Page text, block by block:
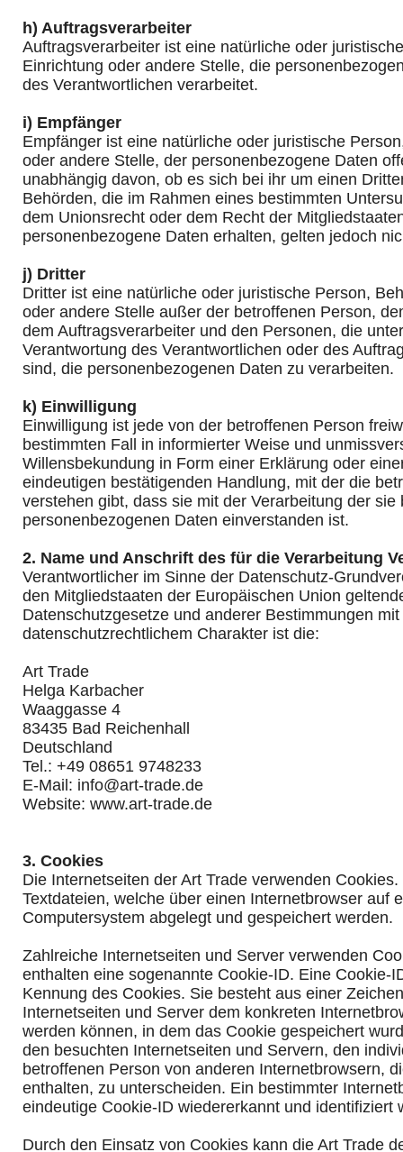
h) Auftragsverarbeiter
Auftragsverarbeiter ist eine natürliche oder
Einrichtung oder andere Stelle, die
des Verantwortlichen verarbeitet.
i) Empfänger
Empfänger ist eine natürliche oder juristische
oder andere Stelle, der personenbezogene Daten
unabhängig davon, ob es sich bei ihr um einen
Behörden, die im Rahmen eines bestimmten
dem Unionsrecht oder dem Recht der
personenbezogene Daten erhalten, gelten jedoch
j) Dritter
Dritter ist eine natürliche oder juristische Person,
oder andere Stelle außer der betroffenen Person,
dem Auftragsverarbeiter und den Personen, die
Verantwortung des Verantwortlichen oder des
sind, die personenbezogenen Daten zu verarbeiten.
k) Einwilligung
Einwilligung ist jede von der betroffenen Person
bestimmten Fall in informierter Weise und
Willensbekundung in Form einer Erklärung oder
eindeutigen bestätigenden Handlung, mit der die
verstehen gibt, dass sie mit der Verarbeitung der sie
personenbezogenen Daten einverstanden ist.
2. Name und Anschrift des für die Verarbeitung
Verantwortlicher im Sinne der Datenschutz-
den Mitgliedstaaten der Europäischen Union
Datenschutzgesetze und anderer Bestimmungen mit
datenschutzrechtlichem Charakter ist die:
Art Trade
Helga Karbacher
Waaggasse 4
83435 Bad Reichenhall
Deutschland
Tel.: +49 08651 9748233
E-Mail: info@art-trade.de
Website: www.art-trade.de
3. Cookies
Die Internetseiten der Art Trade verwenden
Textdateien, welche über einen Internetbrowser auf
Computersystem abgelegt und gespeichert werden.
Zahlreiche Internetseiten und Server verwenden
enthalten eine sogenannte Cookie-ID. Eine Cookie-
Kennung des Cookies. Sie besteht aus einer
Internetseiten und Server dem konkreten
werden können, in dem das Cookie gespeichert
den besuchten Internetseiten und Servern, den
betroffenen Person von anderen Internetbrowsern,
enthalten, zu unterscheiden. Ein bestimmter
eindeutige Cookie-ID wiedererkannt und identifiziert
Durch den Einsatz von Cookies kann die Art Trade